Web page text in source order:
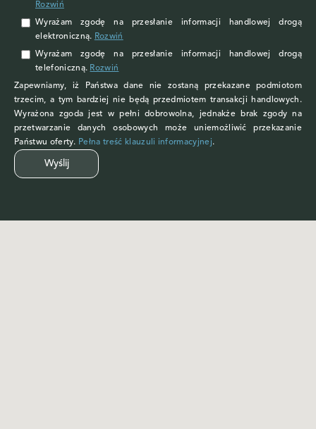
Rozwiń
Wyrażam zgodęna przesłanie informacji handlowej drogą
elektroniczną. Rozwiń
Wyrażam zgodęna przesłanie informacji handlowej drogą
telefoniczną. Rozwiń
Zapewniamy, iż Państwa dane nie zostaną przekazane podmiotom
trzecim, a tym bardziej nie będą przedmiotem transakcji handlowych.
Wyrażona zgoda jest w pełni dobrowolna, jednakże brak zgody na
przetwarzanie danych osobowych może uniemożliwić przekazanie
Państwu oferty. Pełna treść klauzuli informacyjnej.